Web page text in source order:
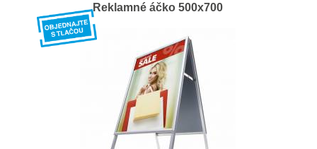
Reklamné áčko 500x700